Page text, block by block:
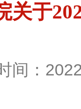
关于
间：